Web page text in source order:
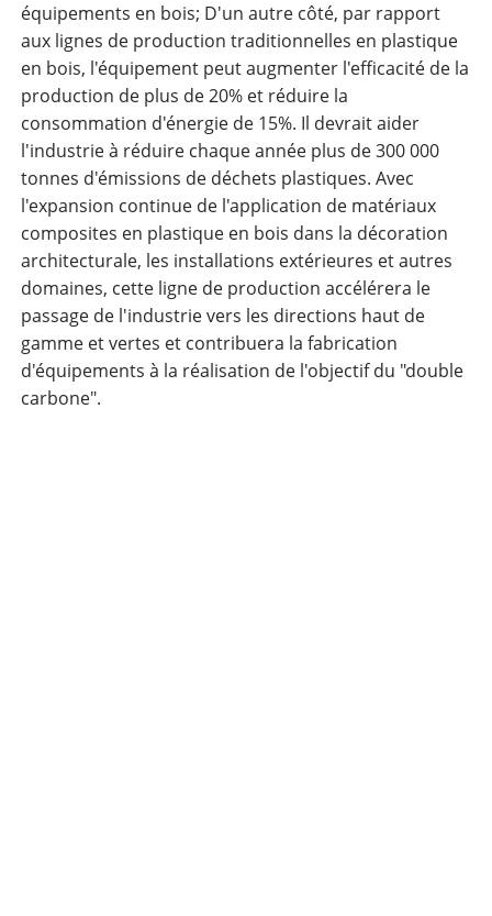
équipements en bois; D'un autre côté, par rapport
aux lignes de production traditionnelles en plastique
en bois, l'équipement peut augmenter l'efficacité de la
production de plus de 20% et réduire la
consommation d'énergie de 15%. Il devrait aider
l'industrie à réduire chaque année plus de 300 000
tonnes d'émissions de déchets plastiques. Avec
l'expansion continue de l'application de matériaux
composites en plastique en bois dans la décoration
architecturale, les installations extérieures et autres
domaines, cette ligne de production accélérera le
passage de l'industrie vers les directions haut de
gamme et vertes et contribuera la fabrication
d'équipements à la réalisation de l'objectif du "double
carbone".